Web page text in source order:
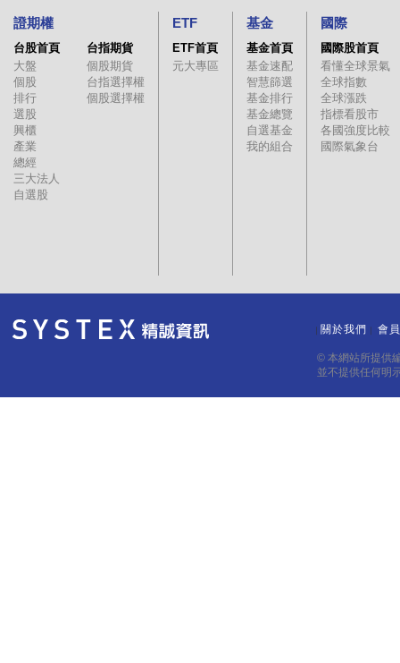
證期權
台股首頁
大盤
個股
排行
選股
興櫃
產業
總經
三大法人
自選股
台指期貨
個股期貨
台指選擇權
個股選擇權
ETF
ETF首頁
元大專區
基金
基金首頁
基金速配
智慧篩選
基金排行
基金總覽
自選基金
我的組合
國際
國際股首頁
看懂全球景氣
全球指數
全球漲跌
指標看股市
各國強度比較
國際氣象台
關於我們 會
© 本網站所提供
並不提供任何明